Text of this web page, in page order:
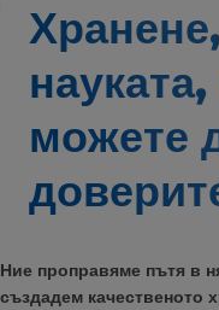
науката,
можете
Ние проправяме пътя в
създадем качественото